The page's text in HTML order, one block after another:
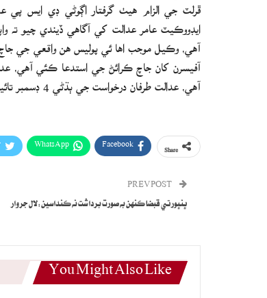
ڦرلٽ جي الزام هيٺ گرفتار اڳوڻي ڊي ايس پي
ايڊووڪيٽ عامر عدالت کي آگاهي ڏيندي چيو
آهي، وڪيل موجب اها ئي پوليس هن واقعي جي
آفيسرن کان جاچ ڪرائڻ جي استدعا ڪئي آهي،
آهي، عدالت طرفان درخواست جي ٻڌڻي 4 ڊسمبر تائين ملتوي ڪئي وئي.
Facebook
WhatsApp
ڀنڀور تي قبضا ڪنهن به صورت برداشت نه ڪنداسين:لال جروار
You Might Also Like